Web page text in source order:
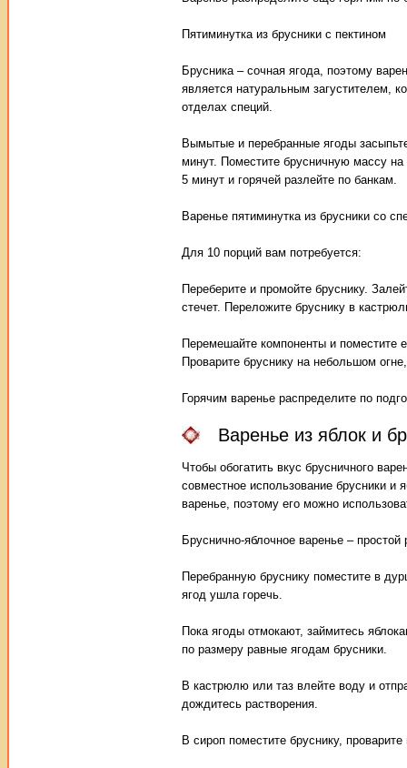
Пятиминутка из брусники с пектином
Брусника – сочная ягода, поэтому
является натуральным загустителем,
отделах специй.
Вымытые и перебранные ягоды
минут. Поместите брусничную массу
5 минут и горячей разлейте по банкам.
Варенье пятиминутка из брусники со
Для 10 порций вам потребуется:
Переберите и промойте бруснику.
стечет. Переложите бруснику в
Перемешайте компоненты и поместите
Проварите бруснику на небольшом
Горячим варенье распределите по
Варенье из яблок и
Чтобы обогатить вкус брусничного
совместное использование брусники и
варенье, поэтому его можно
Бруснично-яблочное варенье – простой
Перебранную бруснику поместите в
ягод ушла горечь.
Пока ягоды отмокают, займитесь
по размеру равные ягодам брусники.
В кастрюлю или таз влейте воду и
дождитесь растворения.
В сироп поместите бруснику,